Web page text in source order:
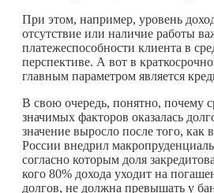
При этом, например, уровень
отсутствие или наличие работы
платежеспособности клиента в
перспективе. А вот в
главным параметром является
В свою очередь, понятно, почему
значимых факторов оказалась
значение выросло после того, как
России внедрил
согласно которым доля
кого 80% дохода уходит на
долгов, не должна превышать у